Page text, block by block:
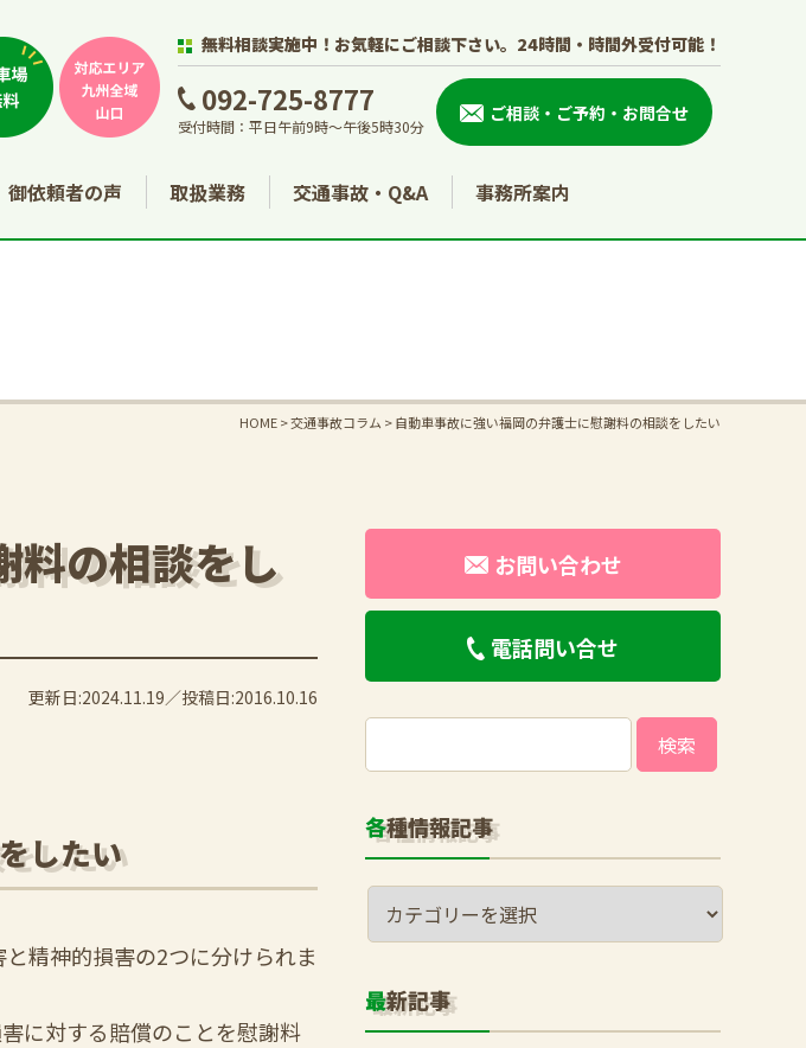
無料相談実施中！お気軽にご相談下さい。 24時間・時間外受付可能！
092-725-8777
受付時間：平日午前9時～午後5時30分
ご相談・ご予約・お問合せ
御依頼者の声 取扱業務 交通事故・Q&A 事務所案内
HOME>交通事故コラム >自動車事故に強い福岡の弁護士に慰謝料の相談をしたい
料の相談をし
更新日:2024.11.19 投稿日:2016.10.16
したい
精神的損害の2つに分けられま
に対する賠償のことを慰謝料
お問い合わせ
電話問い合せ
索:
各種情報記事
最新記事